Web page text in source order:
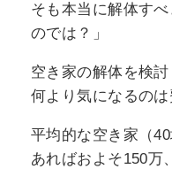
そも本当に解体す
のでは？」
空き家の解体を検討
何より気になるのは
平均的な空き家（
あればおよそ150万